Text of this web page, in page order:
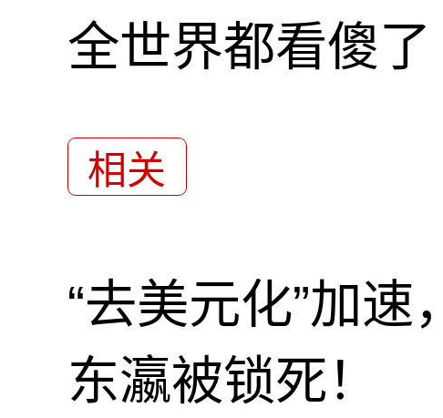
全世界都看傻了
相关
“去美元化”加
东瀛被锁死！